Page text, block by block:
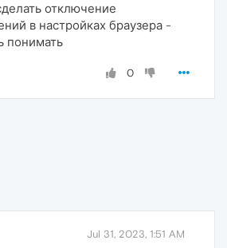
отключение
в настройках браузера -
понимать
0
Jul 31, 2023, 1:51 AM